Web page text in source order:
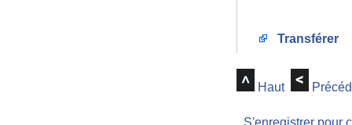
Transférer
Haut
S'enregistrer pour